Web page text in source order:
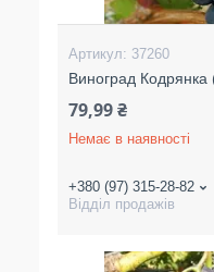
37260
Виноград Кодрянка
79,99 ₴
Немає в наявності
+380 (97) 315-28-82
Відділ продажів